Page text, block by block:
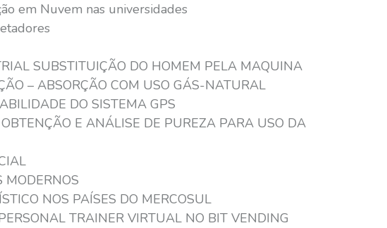
em Nuvem nas universidades
SUBSTITUIÇÃO DO HOMEM PELA MAQUINA
– ABSORÇÃO COM USO GÁS-NATURAL
DO SISTEMA GPS
OBTENÇÃO E ANÁLISE DE PUREZA PARA USO DA
MODERNOS
NOS PAÍSES DO MERCOSUL
TRAINER VIRTUAL NO BIT VENDING